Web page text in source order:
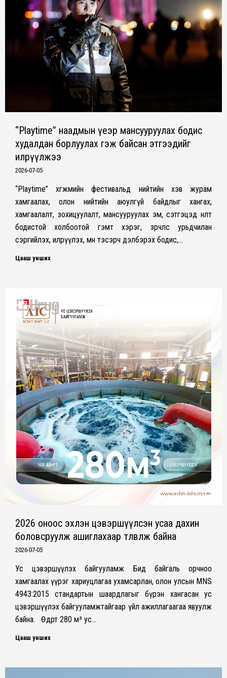
“Playtime” наадмын үеэр мансууруулах бодис
худалдан борлуулах гэж байсан этгээдийг
илрүүлжээ
2026-07-05
“Playtime” хөгжмийн фестивальд нийтийн хэв журам
хамгаалах, олон нийтийн аюулгүй байдлыг хангах,
хамгаалалт, зохицуулалт, мансууруулах эм, сэтгэцэд нөлөөт
бодистой холбоотой гэмт хэрэг, зөрчлөөс урьдчилан
сэргийлэх, илрүүлэх, мөн тэсэрч дэлбэрэх бодис,…
Цааш унших
2026 оноос эхлэн цэвэршүүлсэн усаа дахин
боловсруулж ашиглахаар төлөвлөж байна
2026-07-05
Ус цэвэршүүлэх байгууламж Бид байгаль орчноо
хамгаалах үүрэг хариуцлагаа ухамсарлан, олон улсын MNS
4943:2015 стандартын шаардлагыг бүрэн хангасан ус
цэвэршүүлэх байгууламжтайгаар үйл ажиллагаагаа явуулж
байна. Өдөрт 280 м³ ус…
Цааш унших